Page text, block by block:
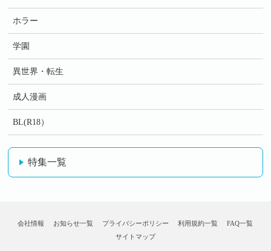
ホラー
学園
異世界・転生
成人漫画
BL(R18）
特集一覧
会社情報 お知らせ一覧 プライバシーポリシー 利用規約一覧
FAQ一覧
サイトマップ